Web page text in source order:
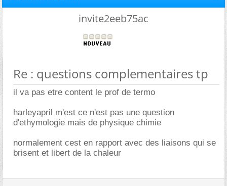
invite2eeb75ac
Re : questions complementaires tp
il va pas etre content le prof de termo
harleyapril m'est ce n'est pas une question
d'ethymologie mais de physique chimie
normalement cest en rapport avec des liaisons qui se
brisent et libert de la chaleur